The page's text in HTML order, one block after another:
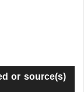
مشغل
or source(s)